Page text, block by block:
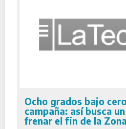
Ocho grados bajo
campaña: así busca
frenar el fin de la